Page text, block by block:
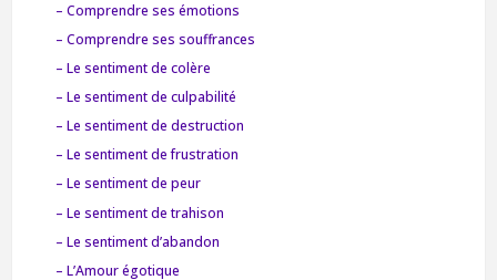
– Comprendre ses émotions
– Comprendre ses souffrances
– Le sentiment de colère
– Le sentiment de culpabilité
– Le sentiment de destruction
– Le sentiment de frustration
– Le sentiment de peur
– Le sentiment de trahison
– Le sentiment d’abandon
– L’Amour égotique